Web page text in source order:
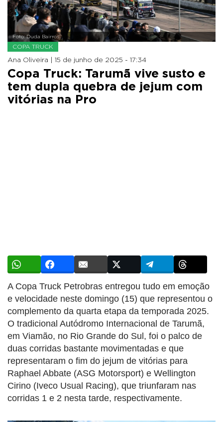
Foto: Duda Bairros
COPA TRUCK
Ana Oliveira | 15 de junho de 2025 - 17:34
Copa Truck: Tarumã vive susto e
tem dupla quebra de jejum com
vitórias na Pro
A Copa Truck Petrobras entregou tudo em emoção
e velocidade neste domingo (15) que representou o
complemento da quarta etapa da temporada 2025.
O tradicional Autódromo Internacional de Tarumã,
em Viamão, no Rio Grande do Sul, foi o palco de
duas corridas bastante movimentadas e que
representaram o fim do jejum de vitórias para
Raphael Abbate (ASG Motorsport) e Wellington
Cirino (Iveco Usual Racing), que triunfaram nas
corridas 1 e 2 nesta tarde, respectivamente.